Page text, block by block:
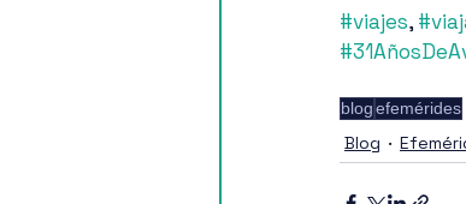
#viajes,
blogefemérides
Blog